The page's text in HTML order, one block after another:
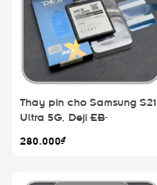
Thay pin cho Samsung S21
Ultra 5G, Deji EB-
280.000₫